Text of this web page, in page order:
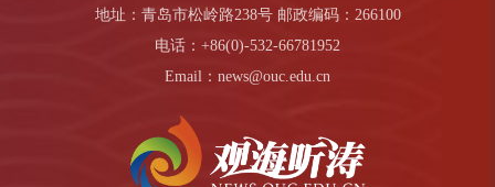
地址：青岛市松岭路238号 邮政编码：266100
电话：+86(0)-532-66781952
Email：news@ouc.edu.cn